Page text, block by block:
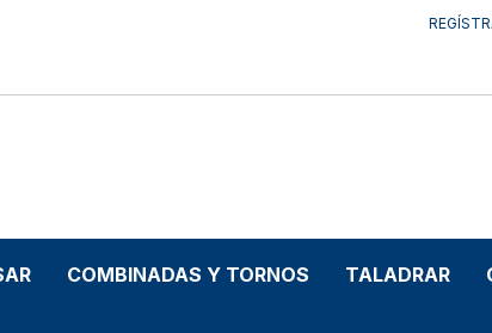
COMBINADAS Y TORNOS TALADRAR